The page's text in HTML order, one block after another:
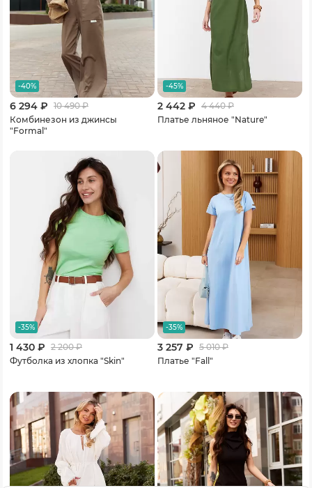
-40%
6 294 ₽ 10 490₽
Комбинезон из джинсы
"Formal"
-45%
2 442 ₽ 4 440₽
Платье льняное "Nature"
-35%
1 430 ₽ 2 200₽
Футболка из хлопка "Skin"
-35%
3 257 ₽ 5 010₽
Платье "Fall"